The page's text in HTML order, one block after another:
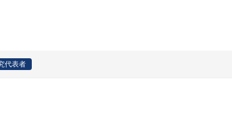
代表者